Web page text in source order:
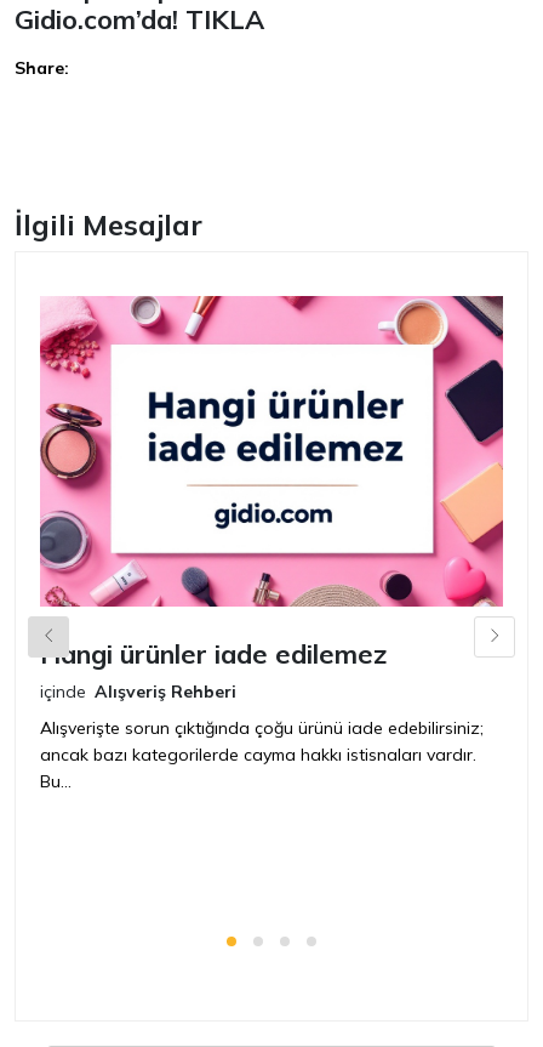
Gidio.com’da! TIKLA
Share:
İlgili Mesajlar
Hangi ürünler iade edilemez
içinde Alışveriş Rehberi
Alışverişte sorun çıktığında çoğu ürünü iade edebilirsiniz;
ancak bazı kategorilerde cayma hakkı istisnaları vardır.
Bu...